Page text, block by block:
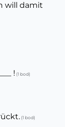
will damit
! (1 bod)
(1 bod)